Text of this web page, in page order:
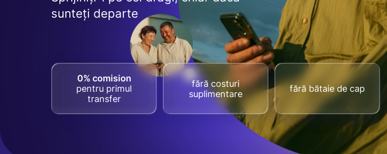
sunteți departe
0% comision
pentru primul
transfer
fără costuri
suplimentare
fără bătaie de cap